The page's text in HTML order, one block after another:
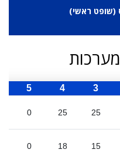
(שופט ראשי)
3
4
5
25
25
0
15
18
0